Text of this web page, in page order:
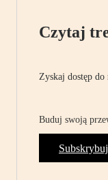
Czytaj
Zyskaj dostęp do
Buduj swoją